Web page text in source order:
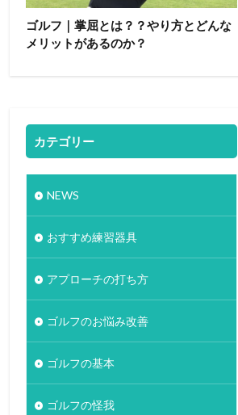
ゴルフ｜掌屈とは？？やり方とどんな
メリットがあるのか？
カテゴリー
NEWS
おすすめ練習器具
アプローチの打ち方
ゴルフのお悩み改善
ゴルフの基本
ゴルフの怪我